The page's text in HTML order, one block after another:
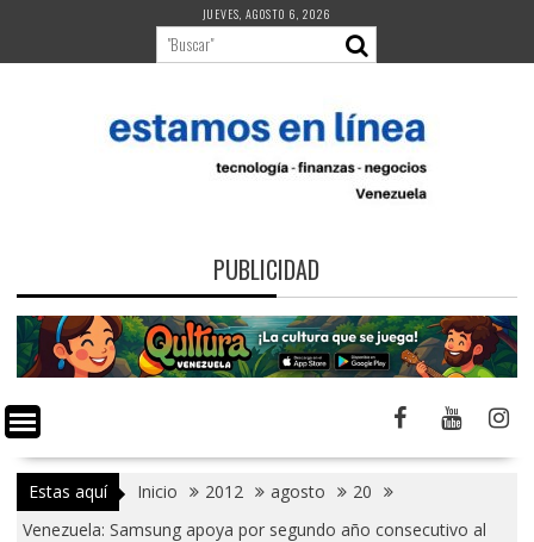
contenido
JUEVES, AGOSTO 6, 2026
PUBLICIDAD
Estas aquí Inicio 2012 agosto
20
Venezuela: Samsung apoya por segundo año consecutivo al